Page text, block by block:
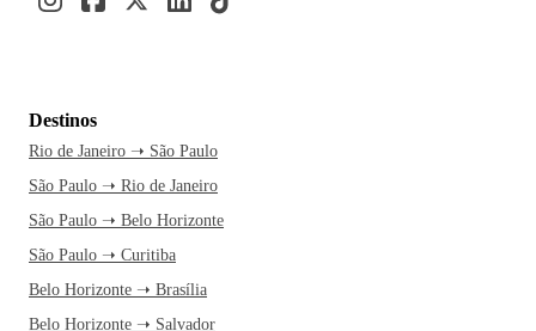
‌também‌ ‌pelos‌ ‌elevados‌ ‌indicadores‌ ‌de‌ ‌educação:‌ ‌Curitiba‌
muito mais. Além‌ ‌de‌ ‌também‌ ‌ter‌ ‌sido‌ ‌nomeada‌ ‌pela‌ ‌Unesco
‌como‌ ‌uma‌ ‌das‌ ‌cidades‌ ‌mais‌ ‌criativas do Brasil.
‌de‌ ‌Curitiba‌ ‌é‌ ‌a‌ ‌maior‌ ‌do‌ ‌Estado‌ ‌paranaense ‌e‌ ‌a‌ ‌quinta‌ ‌maior‌
‌do‌ ‌Brasil‌ . Hoje, a ‌cidade vive, do‌ ‌comércio,‌ ‌da‌ ‌educação‌ ‌e‌
‌das‌ ‌instituições‌ ‌de‌ ‌saúde,‌ ‌além,‌ de abrigar complexos‌
‌o‌ ‌que‌ ‌isso‌ ‌quer‌ ‌dizer?‌ ‌Que‌ ‌Curitiba‌ ‌oferece‌ ‌muitas‌
Destinos
Rio de Janeiro ➝ São Paulo
São Paulo ➝ Rio de Janeiro
São Paulo ➝ Belo Horizonte
São Paulo ➝ Curitiba
Belo Horizonte ➝ Brasília
Belo Horizonte ➝ Salvador